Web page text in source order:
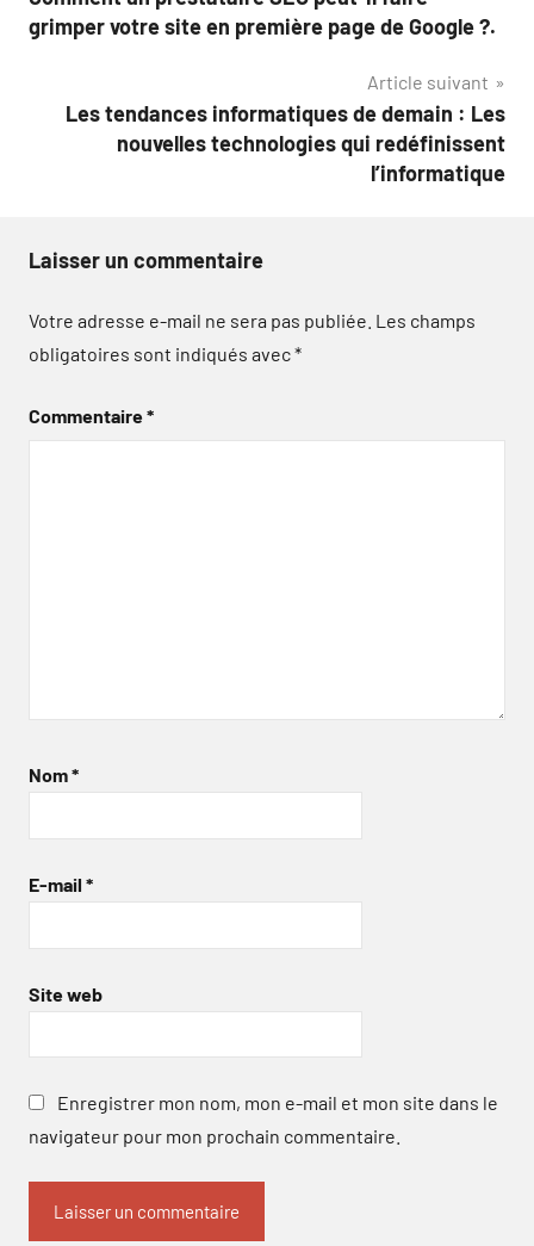
de
grimper votre site en première page de Google ?.
Article suivant
Les tendances informatiques de demain : Les
nouvelles technologies qui redéfinissent
l’informatique
Laisser un commentaire
Votre adresse e-mail ne sera pas publiée. Les champs
obligatoires sont indiqués avec*
Commentaire*
Nom*
E-mail *
Site web
Enregistrer mon nom, mon e-mail et mon site dans le
navigateur pour mon prochain commentaire.